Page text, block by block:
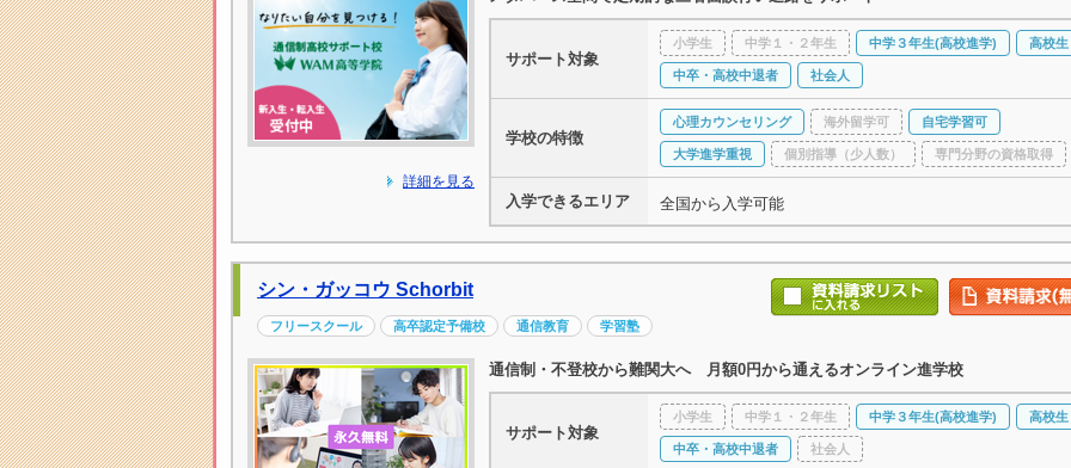
詳細を見る
サポート対象
小学生 中学１・２年生 中学３年生(高校進学) 高校生
中卒・高校中退者 社会人
学校の特徴
心理カウンセリング 海外留学可 自宅学習可
大学進学重視 個別指導（少人数） 専門分野の資格取得
入学できるエリア 全国から入学可能
シン・ガッコウ Schorbit
フリースクール 高卒認定予備校 通信教育 学習塾
通信制・不登校から難関大へ 月額0円から通えるオンライン進学校
サポート対象
小学生 中学１・２年生 中学３年生(高校進学) 高校生
中卒・高校中退者 社会人